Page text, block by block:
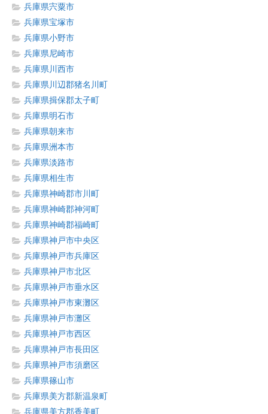
兵庫県宍粟市
兵庫県宝塚市
兵庫県小野市
兵庫県尼崎市
兵庫県川西市
兵庫県川辺郡猪名川町
兵庫県揖保郡太子町
兵庫県明石市
兵庫県朝来市
兵庫県洲本市
兵庫県淡路市
兵庫県相生市
兵庫県神崎郡市川町
兵庫県神崎郡神河町
兵庫県神崎郡福崎町
兵庫県神戸市中央区
兵庫県神戸市兵庫区
兵庫県神戸市北区
兵庫県神戸市垂水区
兵庫県神戸市東灘区
兵庫県神戸市灘区
兵庫県神戸市西区
兵庫県神戸市長田区
兵庫県神戸市須磨区
兵庫県篠山市
兵庫県美方郡新温泉町
兵庫県美方郡香美町